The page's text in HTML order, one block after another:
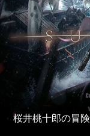
桜井桃十郎の冒険